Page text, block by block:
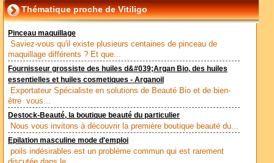
Thématique proche de Vitiligo
Pinceau maquillage
Saviez-vous qu'il existe plusieurs centaines de pinceau de
maquillage différents ? Et que...
Fournisseur grossiste des huiles d&#039;Argan Bio, des huiles
essentielles et huiles cosmetiques - Arganoil
Exportateur Spécialiste en solutions de Beauté Bio et de bien-
être vous...
Destock-Beauté, la boutique beauté du particulier
Nous vous invitons à découvrir la première boutique beauté du...
Epilation masculine mode d'emploi
poils indésirables est un problème commun qui est rarement